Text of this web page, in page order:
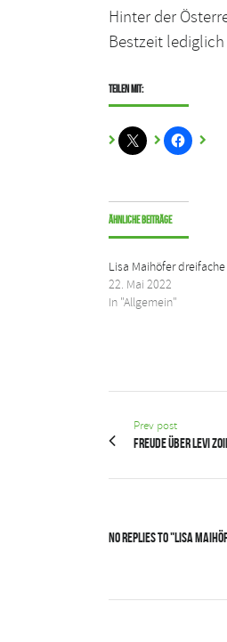
Hinter der
Bestzeit
Teilen mit:
Ähnliche Beiträge
Lisa Maihöfer
22. Mai 2022
In "Allgemein"
Prev post
Freude über Levi
No Replies to "Lisa